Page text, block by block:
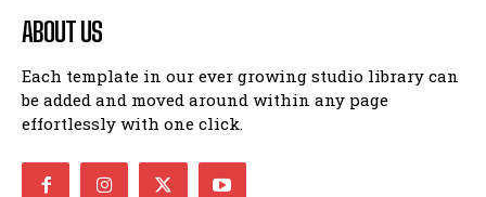
ABOUT US
Each template in our ever growing studio library can
be added and moved around within any page
effortlessly with one click.